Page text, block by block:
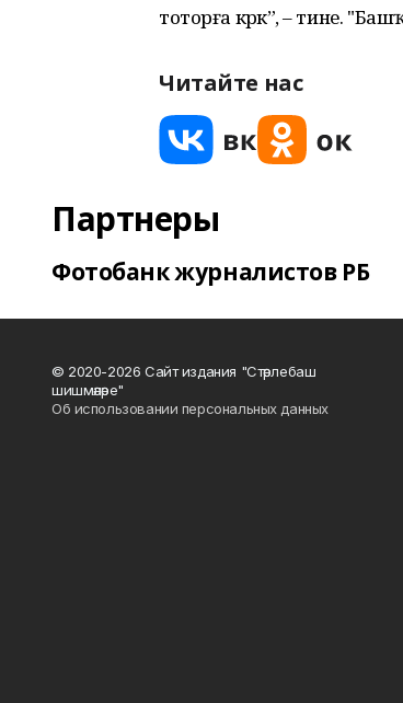
тоторға кәрәк”, – тине.
Читайте нас
Партнеры
Фотобанк журналистов РБ
© 2020-2026 Сайт издания "Стәрлебаш
шишмәләре"
Об использовании персональных данных